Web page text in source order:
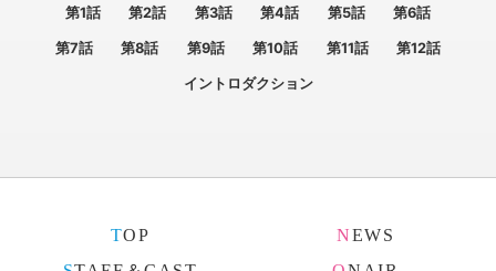
第1話 第2話 第3話 第4話 第5話 第6話
第7話 第8話 第9話 第10話 第11話 第12話
イントロダクション
TOP
NEWS